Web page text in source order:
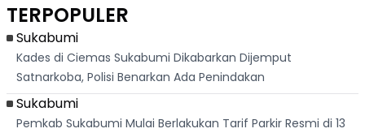
Banteng
"Bang Messi"
TERPOPULER
Sukabumi
Kades di Ciemas Sukabumi Dikabarkan Dijemput
Satnarkoba, Polisi Benarkan Ada Penindakan
Sukabumi
Pemkab Sukabumi Mulai Berlakukan Tarif Parkir Resmi di 13